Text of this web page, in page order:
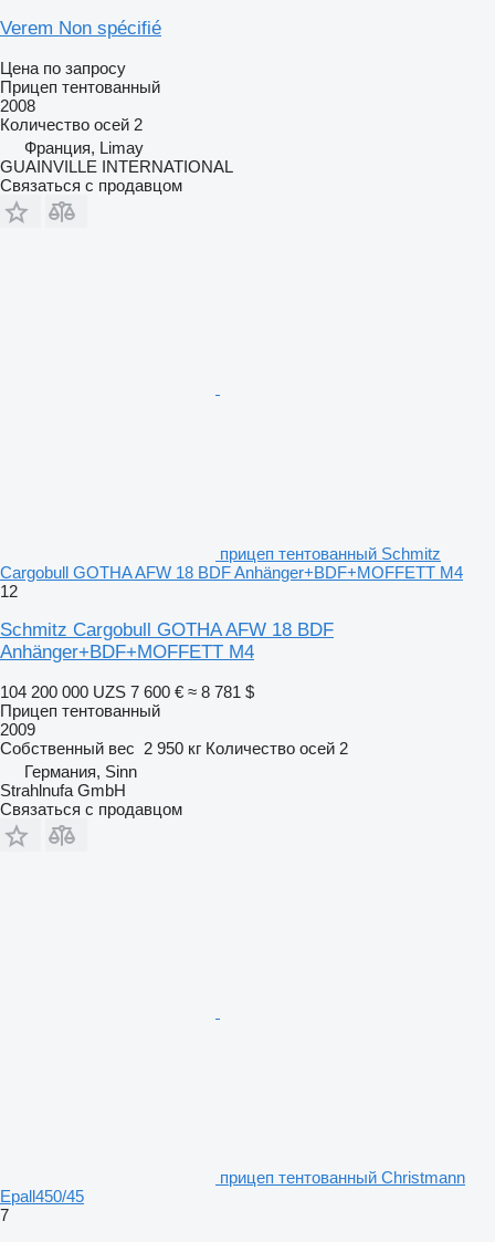
Verem Non spécifié
Цена по запросу
Прицеп тентованный
2008
Количество осей 2
Франция, Limay
GUAINVILLE INTERNATIONAL
Связаться с продавцом
прицеп тентованный Schmitz
Cargobull GOTHA AFW 18 BDF Anhänger+BDF+MOFFETT M4
12
Schmitz Cargobull GOTHA AFW 18 BDF
Anhänger+BDF+MOFFETT M4
104 200 000 UZS 7 600 € ≈ 8 781 $
Прицеп тентованный
2009
Собственный вес 2 950 кг Количество осей 2
Германия, Sinn
Strahlnufa GmbH
Связаться с продавцом
прицеп тентованный Christmann
Epall450/45
7